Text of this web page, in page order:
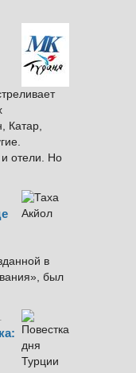
Катар,
отели. Но
в
был